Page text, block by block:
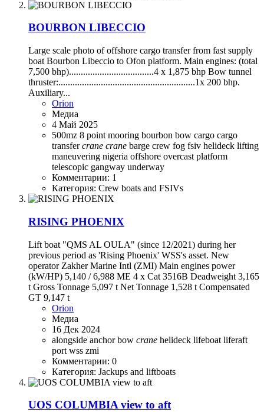
BOURBON LIBECCIO
Large scale photo of offshore cargo transfer from fast supply
boat Bourbon Libeccio to Ofon platform. Main engines: (total
7,500 bhp)....................................4 x 1,875 bhp Bow tunnel
thruster:..........................................................1x 200 bhp.
Auxiliary...
Orion
Медиа
4 Май 2025
500mz 8 point mooring bourbon bow cargo cargo
transfercrane crane barge crew fog fsiv helideck lifting
maneuvering nigeria offshore overcast platform
telescopic gangway underway
Комментарии: 1
Категория: Crew boats and FSIVs
RISING PHOENIX
Lift boat "QMS AL OULA" (since 12/2021) during her
previous period as 'Rising Phoenix' WSS's asset. New
operator Zakher Marine Intl (ZMI) Main engines power
(kW/HP) 5,140 / 6,988 ME 4 x Cat 3516B Deadweight 3,165
t Gross Tonnage 5,097 t Net Tonnage 1,528 t Compensated
GT 9,147 t
Orion
Медиа
16 Дек 2024
alongside anchorbow crane helideck lifeboat liferaft
port wss zmi
Комментарии: 0
Категория: Jackups and liftboats
UOS COLUMBIA view to aft